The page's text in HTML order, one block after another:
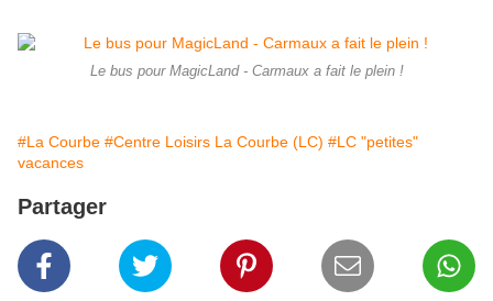
Le bus pour MagicLand - Carmaux a fait le plein !
#La Courbe #Centre Loisirs La Courbe (LC) #LC "petites"
vacances
Partager